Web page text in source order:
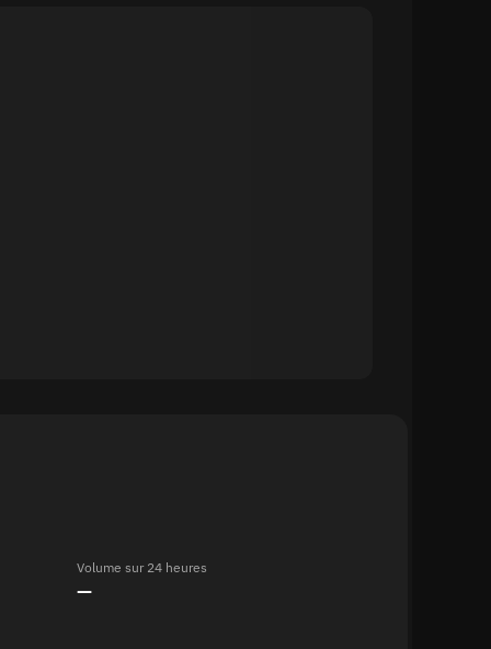
Volume sur 24 heures
—